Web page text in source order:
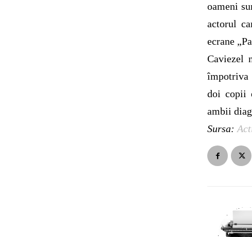
oameni
actorul
ecrane
Caviezel
împotriva
doi copii
ambii
Sursa: